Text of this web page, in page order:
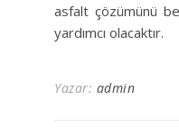
asfalt çözümünü
yardımcı olacaktır.
Yazar: admin